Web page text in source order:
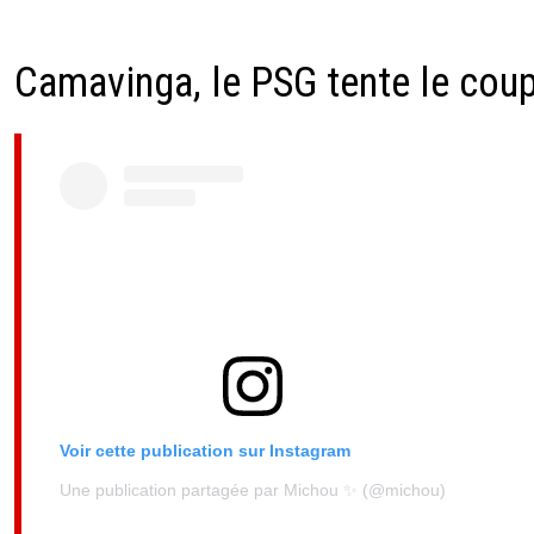
Camavinga, le PSG tente le
Voir cette publication sur Instagram
Une publication partagée par Michou ✨ (@michou)